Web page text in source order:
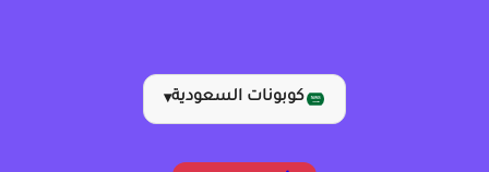
كوبونات السعودية▾